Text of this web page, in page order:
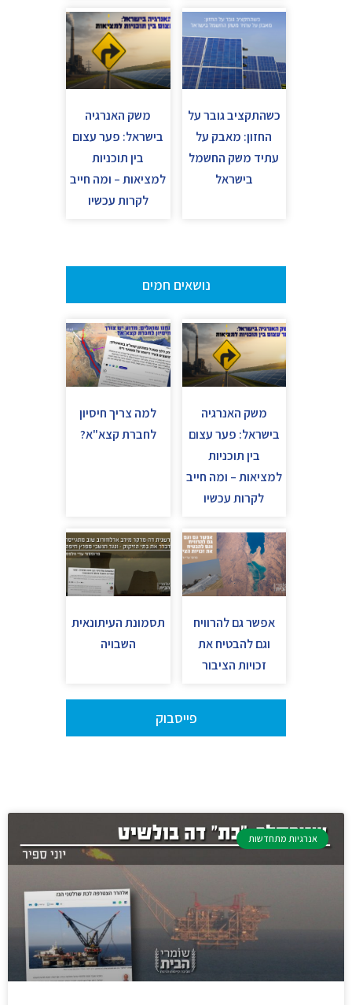
כשהתקציב גובר על
החזון: מאבק על
עתיד משק החשמל
בישראל
משק האנרגיה
בישראל: פער עצום
בין תוכניות
למציאות – ומה חייב
לקרות עכשיו
נושאים חמים
משק האנרגיה
בישראל: פער עצום
בין תוכניות
למציאות – ומה חייב
לקרות עכשיו
למה צריך חיסיון
לחברת קצא"א?
אפשר גם להרוויח
וגם להבטיח את
זכויות הציבור
תסמונת העיתונאית
השבויה
פייסבוק
אנרגיות מתחדשות